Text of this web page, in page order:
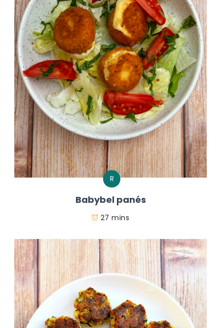
R
Babybel panés
27 mins